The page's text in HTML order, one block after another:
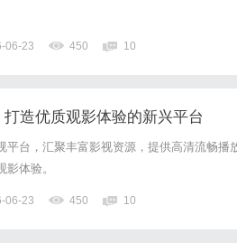
06-23 450 10
造优质观影体验的新兴平台
平台，汇聚丰富影视资源，提供高清流畅播
体验。
06-23 450 10